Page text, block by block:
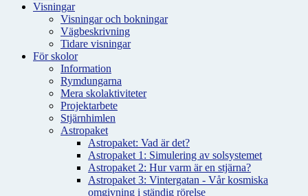
Visningar
Visningar och bokningar
Vägbeskrivning
Tidare visningar
För skolor
Information
Rymdungarna
Mera skolaktiviteter
Projektarbete
Stjärnhimlen
Astropaket
Astropaket: Vad är det?
Astropaket 1: Simulering av solsystemet
Astropaket 2: Hur varm är en stjärna?
Astropaket 3: Vintergatan - Vår kosmiska
omgivning i ständig rörelse